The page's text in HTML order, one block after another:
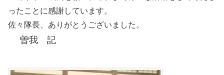
ったことに感謝しています。
佐々隊長、ありがとうございました。
曽我 記